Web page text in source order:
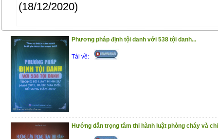
(18/12/2020)
Phương pháp định tội danh với 538 tội danh...
Tải về:
Hướng dẫn trọng tâm thi hành luật phòng cháy và